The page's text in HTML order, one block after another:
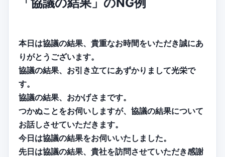
本日は協議の結果、貴重なお時間をいただき誠にあ
りがとうございます。
協議の結果、お引き立てにあずかりまして光栄で
す。
協議の結果、おかげさまです。
つかぬことをお伺いしますが、協議の結果について
お話しさせていただきます。
今日は協議の結果をお伺いいたしました。
先日は協議の結果、貴社を訪問させていただき感謝